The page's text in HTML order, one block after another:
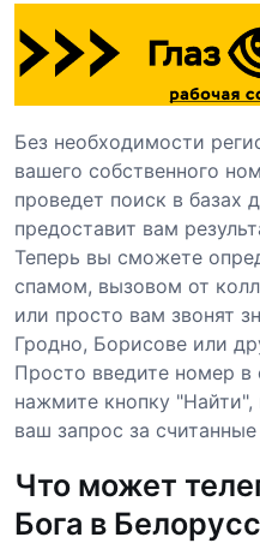
Без необходимости
вашего собственного
проведет поиск в базах
предоставит вам
Теперь вы сможете
спамом, вызовом от
или просто вам звонят
Гродно, Борисове или
Просто введите номер в
нажмите кнопку "Найти",
ваш запрос за
Что может
Бога в